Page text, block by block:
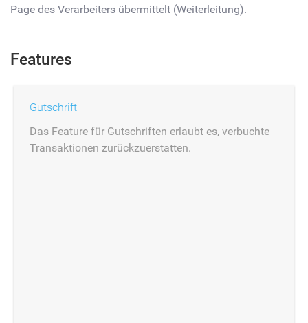
Page des Verarbeiters übermittelt (Weiterleitung).
Features
Gutschrift
Das Feature für Gutschriften erlaubt es, verbuchte
Transaktionen zurückzuerstatten.